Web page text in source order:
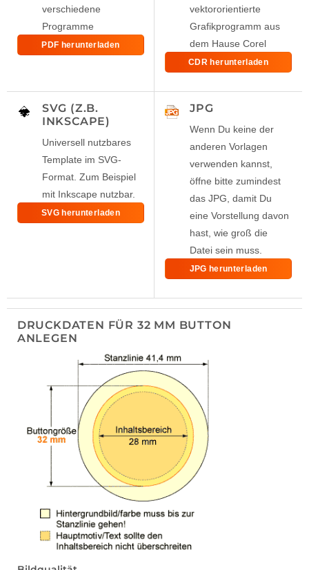
verschiedene
Programme
PDF herunterladen
vektororientierte
Grafikprogramm aus
dem Hause Corel
CDR herunterladen
SVG (Z.B.
INKSCAPE)
Universell nutzbares
Template im SVG-
Format. Zum Beispiel
mit Inkscape nutzbar.
SVG herunterladen
JPG
Wenn Du keine der
anderen Vorlagen
verwenden kannst,
öffne bitte zumindest
das JPG, damit Du
eine Vorstellung davon
hast, wie groß die
Datei sein muss.
JPG herunterladen
DRUCKDATEN FÜR 32 MM BUTTON
ANLEGEN